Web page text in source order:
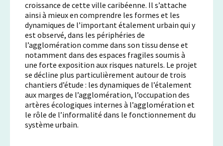
croissance de cette ville caribéenne. Il s’attache
ainsi à mieux en comprendre les formes et les
dynamiques de l’important étalement urbain qui y
est observé, dans les périphéries de
l’agglomération comme dans son tissu dense et
notamment dans des espaces fragiles soumis à
une forte exposition aux risques naturels. Le projet
se décline plus particulièrement autour de trois
chantiers d’étude : les dynamiques de l’étalement
aux marges de l’agglomération, l’occupation des
artères écologiques internes à l’agglomération et
le rôle de l’informalité dans le fonctionnement du
système urbain.